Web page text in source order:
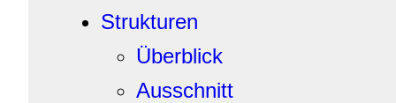
Strukturen
Überblick
Ausschnitt